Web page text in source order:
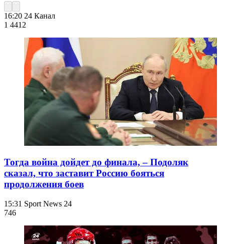
16:20 24 Канал
1 441 2
Тогда война дойдет до финала, – Подоляк
сказал, что заставит Россию бояться
продолжения боев
15:31 Sport News 24
746